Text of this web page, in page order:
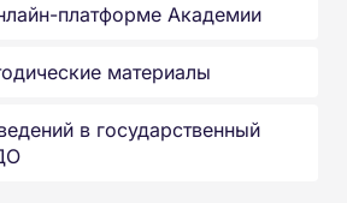
платформе Академии
материалы
в государственный